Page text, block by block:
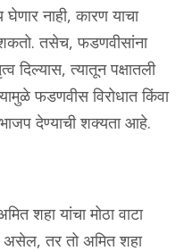
घेणार नाही, कारण याचा
तसेच, फडणवीसांना
दिल्यास, त्यातून पक्षातली
फडणवीस विरोधात किंवा
देण्याची शक्यता आहे.
शहा यांचा मोठा वाटा
असेल, तर तो अमित शहा